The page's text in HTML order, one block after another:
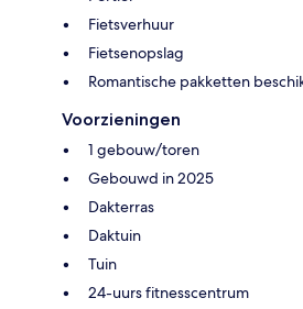
Fietsverhuur
Fietsenopslag
Romantische pakketten
Voorzieningen
1 gebouw/toren
Gebouwd in 2025
Dakterras
Daktuin
Tuin
24-uurs fitnesscentrum